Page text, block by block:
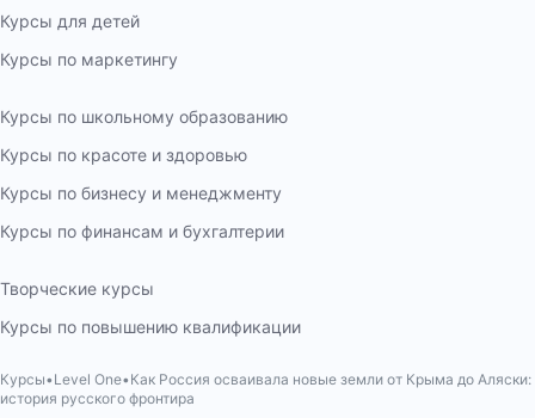
Курсы для детей
Курсы по маркетингу
Курсы по школьному образованию
Курсы по красоте и здоровью
Курсы по бизнесу и менеджменту
Курсы по финансам и бухгалтерии
Творческие курсы
Курсы по повышению квалификации
Курсы Level One Как Россия осваивала новые земли от Крыма до Аляски:
история русского фронтира